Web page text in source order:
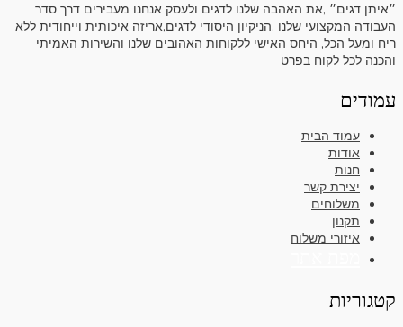
״איתן דגים״ ,את האהבה שלנו לדגים ולעסק אנחנו מעבירים דרך סדר
העבודה המקצועי שלנו .הניקיון היסודי לדגים,אריזה איכותית וייחודית ללא
ריח ומעל הכל, היחס האישי ללקוחות האהובים שלנו והשירות האמיתי
והכנה לכל לקוח בפרט
עמודים
עמוד הבית
אודות
חנות
יצירת קשר
משלוחים
תקנון
איזורי משלוח
קטגוריות